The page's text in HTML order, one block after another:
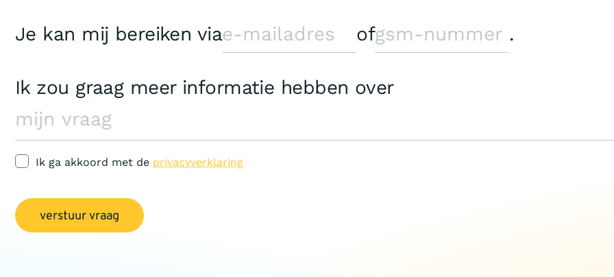
Je kan mij bereiken via of .
Ik zou graag meer informatie hebben over
Ik ga akkoord met de privacyverklaring
verstuur vraag